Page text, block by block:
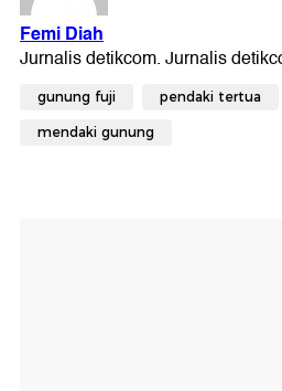
gunung fuji pendaki tertua
mendaki gunung